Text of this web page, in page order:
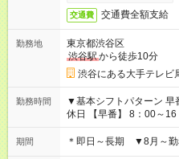
交通費 交通費全額支給
勤務地
東京都渋谷区
渋谷駅から徒歩10分
渋谷にある大手テレビ
勤務時間
▼基本シフトパターン
休日 【早番】 8：00～16：30(実働7.5h) 【遅番】 13：30～
22：00(実働7.5h) 【夜勤
固定のためスケジュール
期間 ＊即日～長期 ▼8月～勤